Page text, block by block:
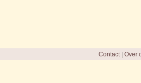
Contact| Over